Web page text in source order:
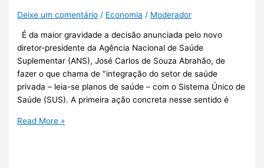
Deixe um comentário / Economia / Moderador
É da maior gravidade a decisão anunciada pelo novo
diretor-presidente da Agência Nacional de Saúde
Suplementar (ANS), José Carlos de Souza Abrahão, de
fazer o que chama de "integração do setor de saúde
privada – leia-se planos de saúde – com o Sistema Único de
Saúde (SUS). A primeira ação concreta nesse sentido é
Read More »